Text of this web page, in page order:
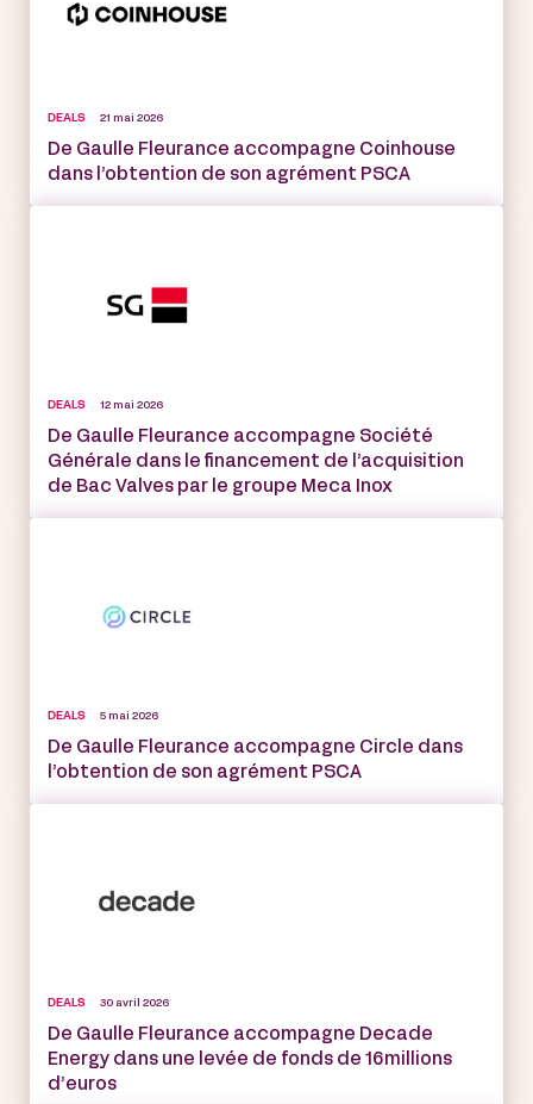
DEALS 21 mai 2026
De Gaulle Fleurance accompagne Coinhouse
dans l’obtention de son agrément PSCA
DEALS 12 mai 2026
De Gaulle Fleurance accompagne Société
Générale dans le financement de l’acquisition
de Bac Valves par le groupe Meca Inox
DEALS 5 mai 2026
De Gaulle Fleurance accompagne Circle dans
l’obtention de son agrément PSCA
DEALS 30 avril 2026
De Gaulle Fleurance accompagne Decade
Energy dans une levée de fonds de 16 millions
d’euros